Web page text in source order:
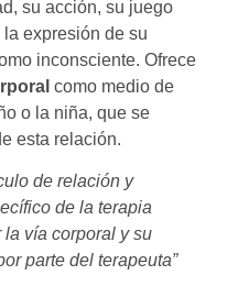
su acción, su juego
expresión de su
inconsciente. Ofrece
como medio de
o la niña, que se
esta relación.
de relación y
de la terapia
vía corporal y su
parte del terapeuta”